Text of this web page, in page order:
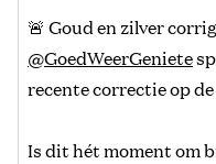
🚨 Goud en zilver
@GoedWeerGeniete
recente correctie op
Is dit hét moment om